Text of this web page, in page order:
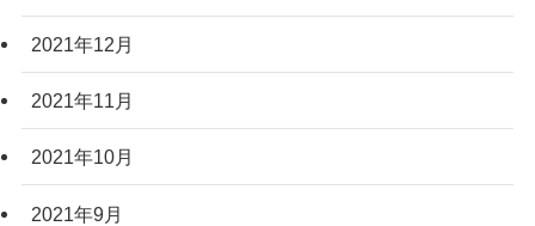
2021年12月
2021年11月
2021年10月
2021年9月